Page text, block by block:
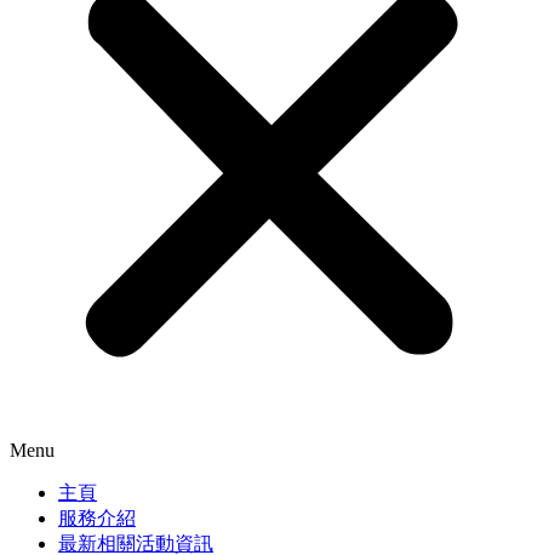
Menu
主頁
服務介紹
最新相關活動資訊